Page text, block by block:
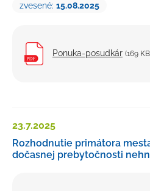
zvesené: 15.08.2025
Ponuka-posudkár (169
23.7.2025
Rozhodnutie primátora
dočasnej prebytočnosti